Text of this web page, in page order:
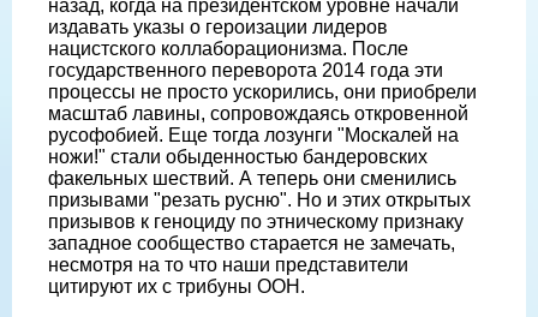
назад, когда на президентском уровне начали
издавать указы о героизации лидеров
нацистского коллаборационизма. После
государственного переворота 2014 года эти
процессы не просто ускорились, они приобрели
масштаб лавины, сопровождаясь откровенной
русофобией. Еще тогда лозунги "Москалей на
ножи!" стали обыденностью бандеровских
факельных шествий. А теперь они сменились
призывами "резать русню". Но и этих открытых
призывов к геноциду по этническому признаку
западное сообщество старается не замечать,
несмотря на то что наши представители
цитируют их с трибуны ООН.